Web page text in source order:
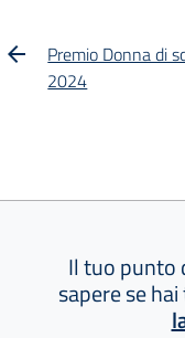
Premio Donna di
2024
Il tuo punto
sapere se